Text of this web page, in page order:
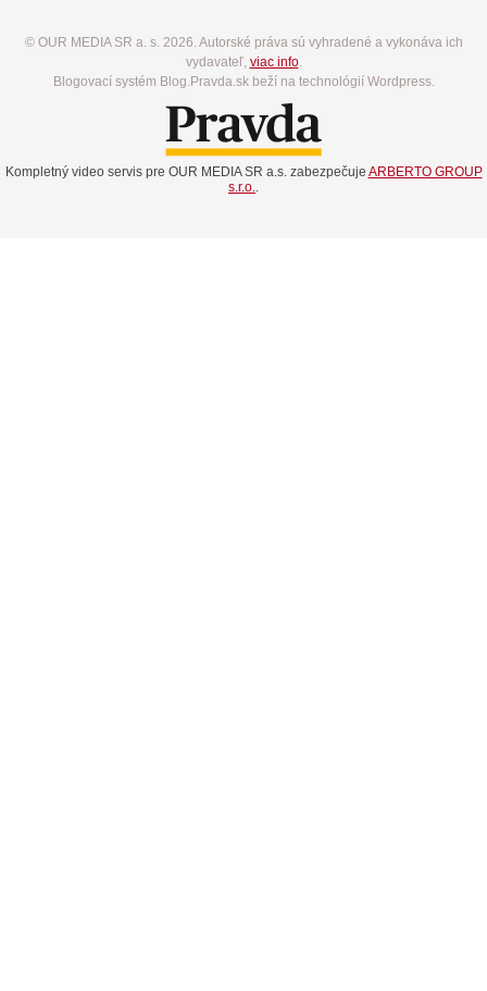
© OUR MEDIA SR a. s. 2026. Autorské práva sú vyhradené a vykonáva ich
vydavateľ, viac info.
Blogovací systém Blog.Pravda.sk beží na technológií Wordpress.
Kompletný video servis pre OUR MEDIA SR a.s. zabezpečuje ARBERTO GROUP
s.r.o..